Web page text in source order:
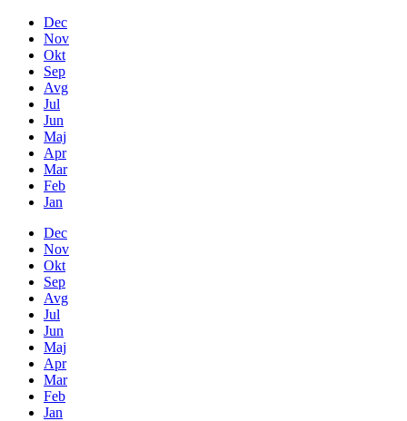
Dec
Nov
Okt
Sep
Avg
Jul
Jun
Maj
Apr
Mar
Feb
Jan
Dec
Nov
Okt
Sep
Avg
Jul
Jun
Maj
Apr
Mar
Feb
Jan